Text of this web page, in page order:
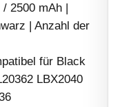
2500 mAh |
| Anzahl der
für Black
LBX2040